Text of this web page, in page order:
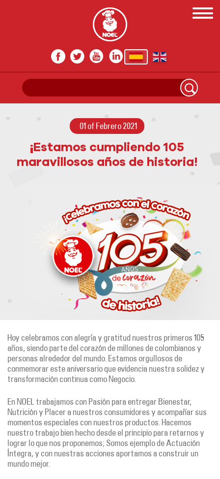
01 of Febrero 2021
¡Estamos cumpliendo 105
maravillosos años de historia!
Hoy celebramos con alegría y gratitud nuestros primeros 105
años, siendo parte del corazón de millones de colombianos y
personas alrededor del mundo. Estamos orgullosos de
conmemorar este aniversario que evidencia nuestra solidez y
transformación continua como Negocio.
En NOEL trabajamos con Pasión para entregar Bienestar,
Nutrición y Placer a nuestros consumidores y acompañar sus
momentos especiales con nuestros productos. Hacemos
nuestro trabajo bien hecho desde el principio para retarnos y
lograr lo que nos proponemos; Somos ejemplo de Actuación
Íntegra, y con nuestras acciones aportamos a construir un
mundo mejor.